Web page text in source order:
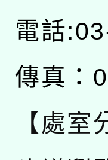
電話
傳真：
【處室